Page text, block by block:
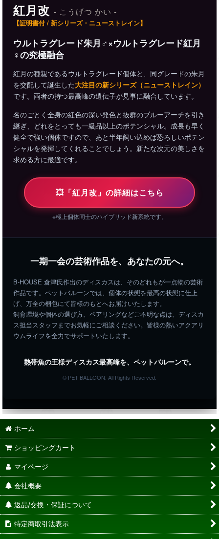
紅月改 - こうげつ かい -
【証明書付 / 新シリーズ・ニューストレイン】
ウルトラグレード朱月♂×ウルトラグレード紅月
♀の究極融合
紅月の種親であるウルトラグレード個体と、同グレードの朱月
を交配して誕生した大注目の新シリーズ（ニューストレイン）
です。両者の持つ最高峰の遺伝子が見事に融合しています。
名のごとく全身の紅色の深い発色と抜群のブルーアーチを引き
継ぎ、どれをとっても一級品以上のポテンシャル。成長も早く
健全で強い個体ですので、あと半年飼い込めば恐ろしいポテン
シャルを発揮してくれることでしょう。新たな次元の美しさを
求める方に最適です。
💥「紅月改」の詳細はこちら
※極上個体同士のハイブリッド新系統です。
一期一会の芸術作品を、あなたの元へ。
B-HOUSE 倉津氏作出のディスカスは、そのどれもが一点物の芸術
作品です。ペットバルーンでは、個体の状態を最高の状態に仕上
げ、万全の梱包にて皆様のもとへお届けいたします。
飼育環境や個体の選び方、ペアリングなどご不明な点は、ディスカ
ス担当スタッフまでお気軽にご相談ください。皆様の熱いアクアリ
ウムライフを全力でサポートいたします。
熱帯魚の王様ディスカス最高峰を、ペットバルーンで。
© PET BALLOON. All Rights Reserved.
ホーム
ショッピングカート
マイページ
会社概要
返品/交換・保証について
特定商取引法表示